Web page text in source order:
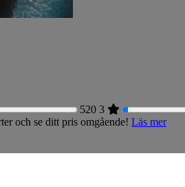
520 3
och se ditt pris omgående! Läs mer